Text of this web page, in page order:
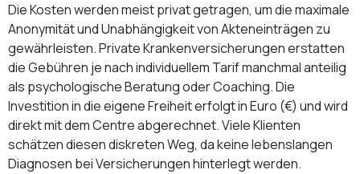
Die Kosten werden meist privat getragen, um die maximale
Anonymität und Unabhängigkeit von Akteneinträgen zu
gewährleisten. Private Krankenversicherungen erstatten
die Gebühren je nach individuellem Tarif manchmal anteilig
als psychologische Beratung oder Coaching. Die
Investition in die eigene Freiheit erfolgt in Euro (€) und wird
direkt mit dem Centre abgerechnet. Viele Klienten
schätzen diesen diskreten Weg, da keine lebenslangen
Diagnosen bei Versicherungen hinterlegt werden.